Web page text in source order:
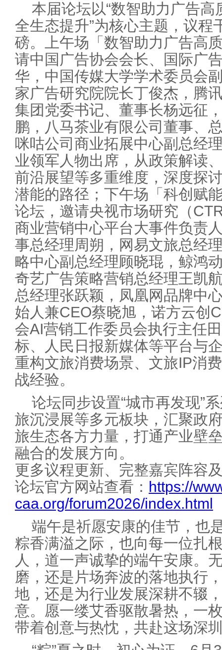
本届论坛以“数智助力广告
全生态提升”为核心主题，议程
磅。上午场「数智助力广告高
请中国广告协会会长、国际广
华，中国传媒大学学术委员会
家广告研究院院长丁俊杰，腾
集团党委书记、董事长杨远征
鹏，八马茶业有限公司董事、
咪咕公司商业拓展中心副总经
业领军人物出席，从政策解读
前沿展望等多重维度，深度探
潜能的路径；下午场「科创赋
论坛，邀请央视市场研究（
商业营销中心平台大事件负责
事总经理周朔，网易文旅总经
略中心副总经理顾晓琨，鲸鸿
奇艺广告策略营销总经理王凯
总经理张跃颖，凤凰网品牌中
始人兼CEO蔡晓旭，诺方云创
会AI营销工作委员会执行主任
标、人民日报新媒体等平台与
重构文旅消费场景、文旅IP消
战经验。
论坛同步设置“城市再发现”
旅沉浸展等多元板块，汇聚政
旅生态各方力量，打通产业壁
融合的发展方向。
更多议程更新、完整嘉宾阵容
论坛官方网站查看： https://
caa.org/forum2026/index.html
端午是祈愿安康的佳节，也
粽香满溢之际，也向每一位扎
人，道一声诚挚的端午安康。
磨，还是片场奔波的落地执行
地，还是为行业发展深耕不辍
意。愿一缕艾香驱散暑热，一
带着创意与热忱，共赴这场深